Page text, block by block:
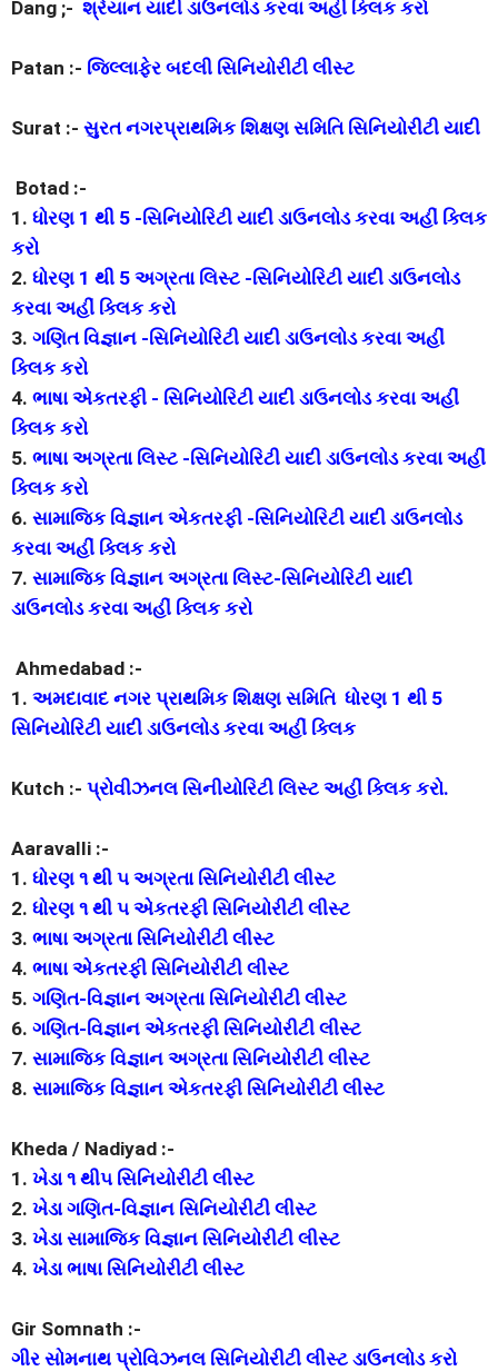
Dang ;- શ્રેયાન યાદી ડાઉનલોડ કરવા અહીં ક્લિક કરો
Patan :- જિલ્લાફેર બદલી સિનિયોરીટી લીસ્ટ
Surat :- સુરત નગરપ્રાથમિક શિક્ષણ સમિતિ સિનિયોરીટી યાદી
Botad :-
1. ધોરણ 1 થી 5 -સિનિયોરિટી યાદી ડાઉનલોડ કરવા અહીં ક્લિક
કરો
2. ધોરણ 1 થી 5 અગ્રતા લિસ્ટ -સિનિયોરિટી યાદી ડાઉનલોડ
કરવા અહીં ક્લિક કરો
3. ગણિત વિજ્ઞાન -સિનિયોરિટી યાદી ડાઉનલોડ કરવા અહીં
ક્લિક કરો
4. ભાષા એકતરફી - સિનિયોરિટી યાદી ડાઉનલોડ કરવા અહીં
ક્લિક કરો
5. ભાષા અગ્રતા લિસ્ટ -સિનિયોરિટી યાદી ડાઉનલોડ કરવા અહીં
ક્લિક કરો
6. સામાજિક વિજ્ઞાન એકતરફી -સિનિયોરિટી યાદી ડાઉનલોડ
કરવા અહીં ક્લિક કરો
7. સામાજિક વિજ્ઞાન અગ્રતા લિસ્ટ-સિનિયોરિટી યાદી
ડાઉનલોડ કરવા અહીં ક્લિક કરો
Ahmedabad :-
1. અમદાવાદ નગર પ્રાથમિક શિક્ષણ સમિતિ ધોરણ 1 થી 5
સિનિયોરિટી યાદી ડાઉનલોડ કરવા અહીં ક્લિક
Kutch :- પ્રોવીઝનલ સિનીયોરિટી લિસ્ટ અહીં ક્લિક કરો.
Aaravalli :-
1. ધોરણ ૧ થી ૫ અગ્રતા સિનિયોરીટી લીસ્ટ
2. ધોરણ ૧ થી ૫ એકતરફી સિનિયોરીટી લીસ્ટ
3. ભાષા અગ્રતા સિનિયોરીટી લીસ્ટ
4. ભાષા એકતરફી સિનિયોરીટી લીસ્ટ
5. ગણિત-વિજ્ઞાન અગ્રતા સિનિયોરીટી લીસ્ટ
6. ગણિત-વિજ્ઞાન એકતરફી સિનિયોરીટી લીસ્ટ
7. સામાજિક વિજ્ઞાન અગ્રતા સિનિયોરીટી લીસ્ટ
8. સામાજિક વિજ્ઞાન એકતરફી સિનિયોરીટી લીસ્ટ
Kheda / Nadiyad :-
1. ખેડા ૧ થી૫ સિનિયોરીટી લીસ્ટ
2. ખેડા ગણિત-વિજ્ઞાન સિનિયોરીટી લીસ્ટ
3. ખેડા સામાજિક વિજ્ઞાન સિનિયોરીટી લીસ્ટ
4. ખેડા ભાષા સિનિયોરીટી લીસ્ટ
Gir Somnath :-
ગીર સોમનાથ પ્રોવિઝનલ સિનિયોરીટી લીસ્ટ ડાઉનલોડ કરો